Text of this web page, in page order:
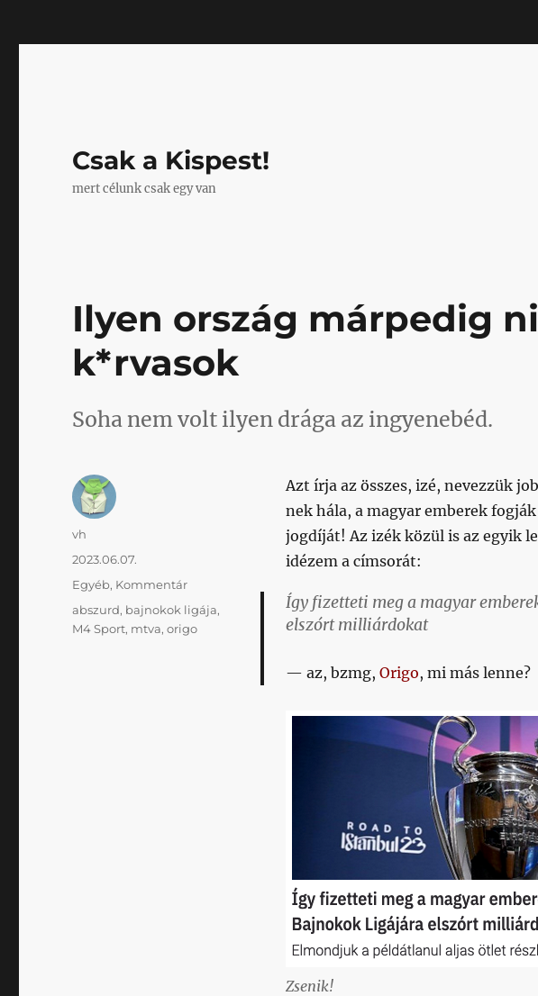
Csak a Kispest!
mert célunk csak egy van
Ilyen ország márpedig
k*rvasok
Soha nem volt ilyen drága az ingyenebéd.
Azt írja az összes, izé, nevezzük
nek hála, a magyar emberek
jogdíját! Az izék közül is az egyik
idézem a címsorát:
Így fizetteti meg a magyar
elszórt milliárdokat
az, bzmg, Origo, mi más lenne?
Zsenik!
Szerző
vh
Közzétéve
2023.06.07.
Kategória
Egyéb, Kommentár
Címke
abszurd, bajnokok ligája,
M4 Sport, mtva,origo